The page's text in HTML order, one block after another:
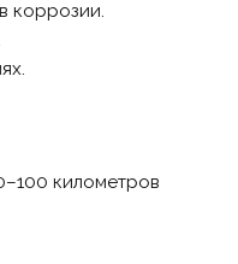
коррозии.
километров